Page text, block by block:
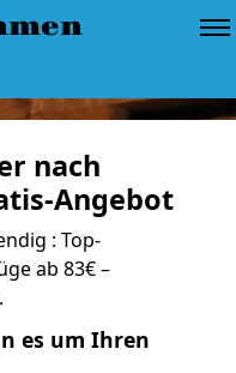
nach
Angebot
: Top-
ab 83€ –
es um Ihren